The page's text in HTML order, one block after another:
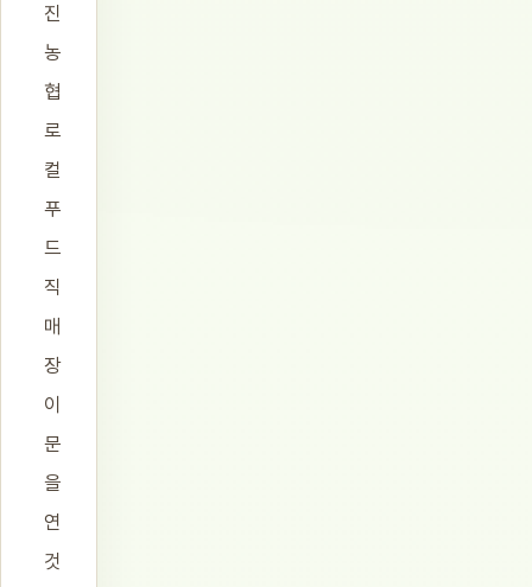
진
농
협
로
컬
푸
드
직
매
장
이
문
을
연
것